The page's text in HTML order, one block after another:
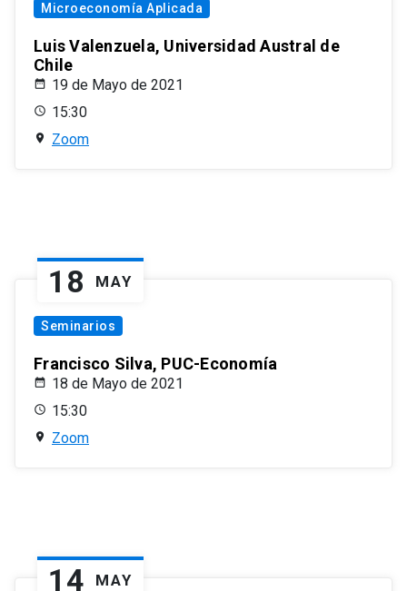
Microeconomía Aplicada
Luis Valenzuela, Universidad Austral de
Chile
19 de Mayo de 2021
15:30
Zoom
18 MAY
Seminarios
Francisco Silva, PUC-Economía
18 de Mayo de 2021
15:30
Zoom
14 MAY